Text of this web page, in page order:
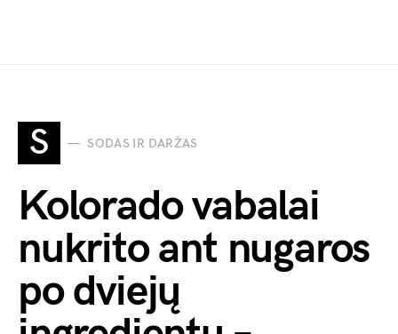
S SODAS IR DARŽAS
Kolorado vabalai
nukrito ant nugaros
po dviejų